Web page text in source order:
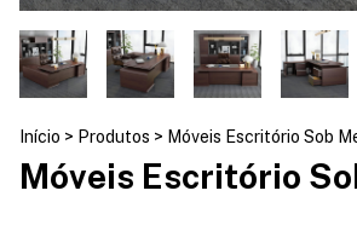
Início > Produtos > Móveis Escritório Sob
Móveis Escritório